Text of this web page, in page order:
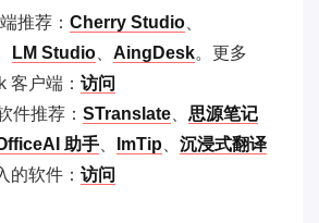
推荐： Cherry Studio
LM Studio AingDesk。更多
客户端： 访问
件推荐： STranslate
思源笔记
助手 ImTip
沉浸式翻译
的软件： 访问